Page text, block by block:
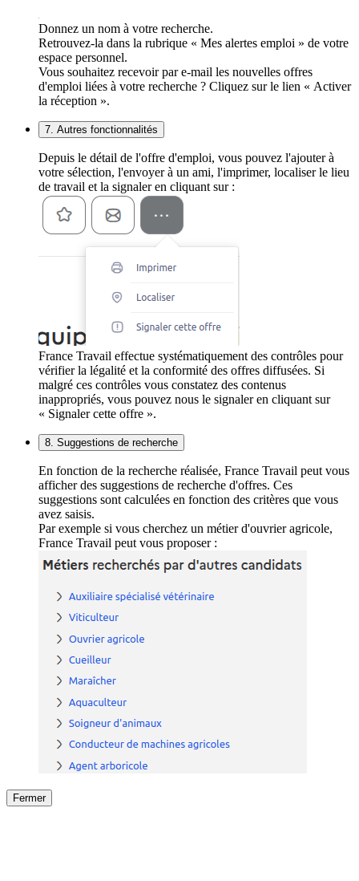
Donnez un nom à votre recherche.
Retrouvez-la dans la rubrique « Mes alertes emploi » de votre
espace personnel.
Vous souhaitez recevoir par e-mail les nouvelles offres
d'emploi liées à votre recherche ? Cliquez sur le lien « Activer
la réception ».
7. Autres fonctionnalités
Depuis le détail de l'offre d'emploi, vous pouvez l'ajouter à
votre sélection, l'envoyer à un ami, l'imprimer, localiser le lieu
de travail et la signaler en cliquant sur :
France Travail effectue systématiquement des contrôles pour
vérifier la légalité et la conformité des offres diffusées. Si
malgré ces contrôles vous constatez des contenus
inappropriés, vous pouvez nous le signaler en cliquant sur
« Signaler cette offre ».
8. Suggestions de recherche
En fonction de la recherche réalisée, France Travail peut vous
afficher des suggestions de recherche d'offres. Ces
suggestions sont calculées en fonction des critères que vous
avez saisis.
Par exemple si vous cherchez un métier d'ouvrier agricole,
France Travail peut vous proposer :
Fermer